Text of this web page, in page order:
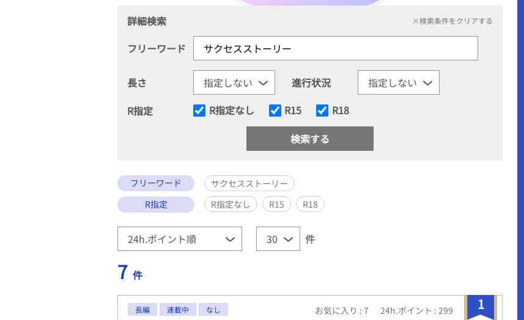
詳細検索 ×検索条件をクリアする
フリーワード
長さ
進行状況
R指定
R指定なし R15 R18
フリーワード
サクセスストーリー
R指定
R指定なし R15 R18
件
7 件
1
長編 連載中 なし お気に入り : 7 24h.ポイント : 299